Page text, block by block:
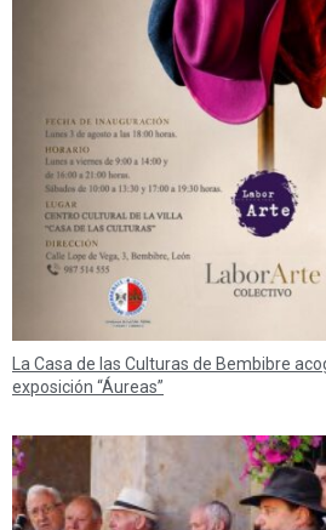
La Casa de las Culturas de Bembibre
exposición “Áureas”